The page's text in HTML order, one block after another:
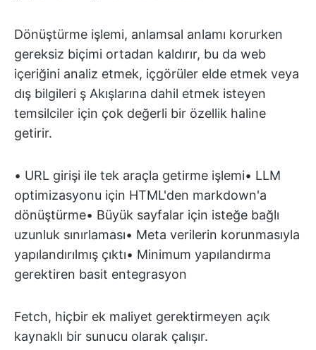
Dönüştürme işlemi, anlamsal anlamı korurken
gereksiz biçimi ortadan kaldırır, bu da web
içeriğini analiz etmek, içgörüler elde etmek veya
dış bilgileri ş Akışlarına dahil etmek isteyen
temsilciler için çok değerli bir özellik haline
getirir.
• URL girişi ile tek araçla getirme işlemi• LLM
optimizasyonu için HTML'den markdown'a
dönüştürme• Büyük sayfalar için isteğe bağlı
uzunluk sınırlaması• Meta verilerin korunmasıyla
yapılandırılmış çıktı• Minimum yapılandırma
gerektiren basit entegrasyon
Fetch, hiçbir ek maliyet gerektirmeyen açık
kaynaklı bir sunucu olarak çalışır.